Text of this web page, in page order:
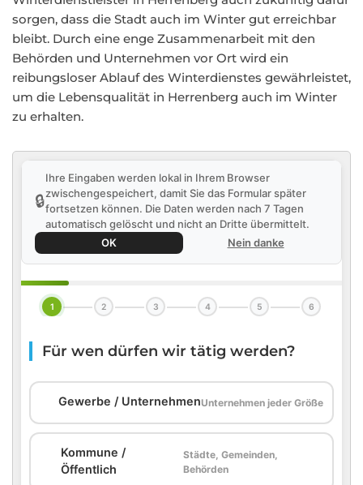
sorgen, dass die Stadt auch im Winter gut erreichbar
bleibt. Durch eine enge Zusammenarbeit mit den
Behörden und Unternehmen vor Ort wird ein
reibungsloser Ablauf des Winterdienstes gewährleistet,
um die Lebensqualität in Herrenberg auch im Winter
zu erhalten.
🔒
Ihre Eingaben werden lokal in Ihrem Browser
zwischengespeichert, damit Sie das Formular später
fortsetzen können. Die Daten werden nach 7 Tagen
automatisch gelöscht und nicht an Dritte übermittelt.
OK
Nein danke
1 2 3 4 5 6
Für wen dürfen wir tätig werden?
Gewerbe / UnternehmenUnternehmen jeder Größe
Kommune /
Öffentlich
Städte, Gemeinden,
Behörden